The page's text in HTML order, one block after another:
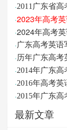
·2011广东省
·2023年高考
·2024年高考
·广东高考英语
·历年广东高考
·2014年广东高
·2016年高考
·2015年广东
最新文章